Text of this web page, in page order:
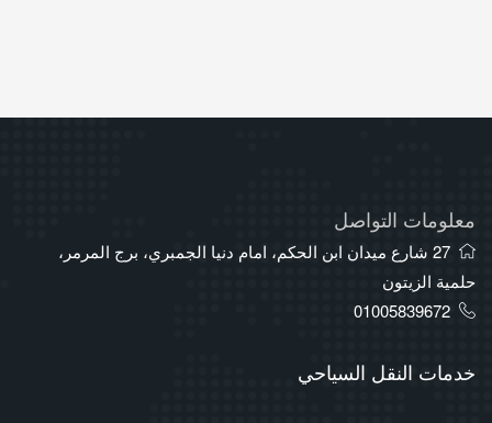
معلومات التواصل
27 شارع ميدان ابن الحكم، امام دنيا الجمبري، برج المرمر،
حلمية الزيتون
01005839672
خدمات النقل السياحي